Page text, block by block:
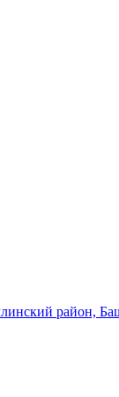
район,